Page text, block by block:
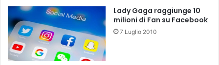
Lady Gaga raggiunge 10
milioni di Fan su Facebook
7 Luglio 2010